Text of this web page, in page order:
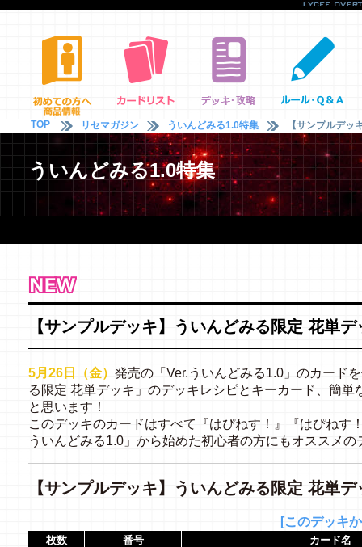
TOP リセマガジン ういんどみる1.0特集 【サンプルデッ
ういんどみる1.0特集
【サンプルデッキ】ういんどみる限定 花単デ
5月26日（金） 発売の「Ver.ういんどみる1.0」のカード
る限定 花単デッキ」のデッキレシピとキーカード、簡
と思います！
このデッキのカードはすべて『はぴねす！』『はぴねす
ういんどみる1.0」から始めた初心者の方にもオススメの
【サンプルデッキ】ういんどみる限定 花単デ
[このデッキ
枚数 番号
カード名